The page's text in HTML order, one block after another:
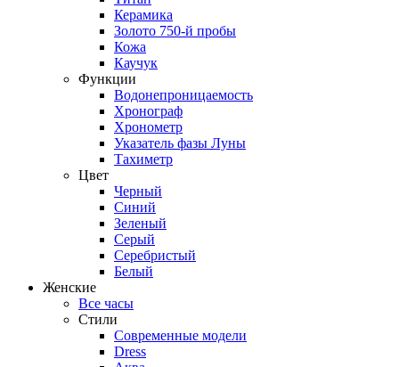
Керамика
Золото 750-й пробы
Кожа
Каучук
Функции
Водонепроницаемость
Хронограф
Хронометр
Указатель фазы Луны
Тахиметр
Цвет
Черный
Синий
Зеленый
Серый
Серебристый
Белый
Женские
Все часы
Стили
Современные модели
Dress